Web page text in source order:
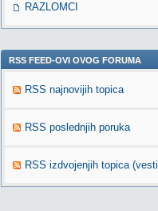
RAZLOMCI
RSS FEED-OVI OVOG FORUMA
RSS najnovijih topica
RSS poslednjih poruka
RSS izdvojenjih topica